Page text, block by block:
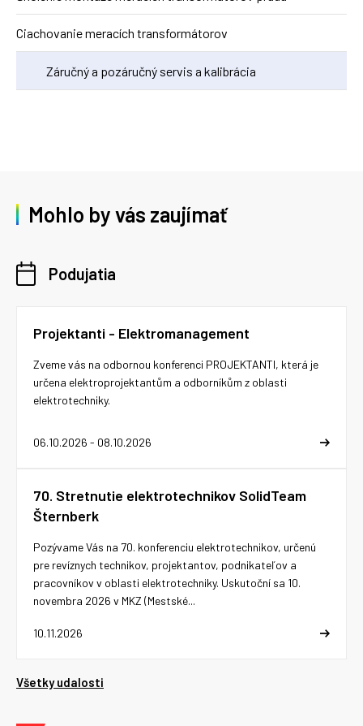
Ciachovanie meracích transformátorov
Záručný a pozáručný servis a kalibrácia
Mohlo by vás zaujímať
Podujatia
Projektanti - Elektromanagement
06.10.2026 - 08.10.2026
Zveme vás na odbornou konferenci PROJEKTANTI, která je
určena elektroprojektantům a odborníkům z oblasti
elektrotechniky.
70. Stretnutie elektrotechnikov SolidTeam
Šternberk
10.11.2026
Pozývame Vás na 70. konferenciu elektrotechnikov, určenú
pre revíznych technikov, projektantov, podnikateľov a
pracovníkov v oblasti elektrotechniky. Uskutoční sa 10.
novembra 2026 v MKZ (Mestské...
Všetky udalosti